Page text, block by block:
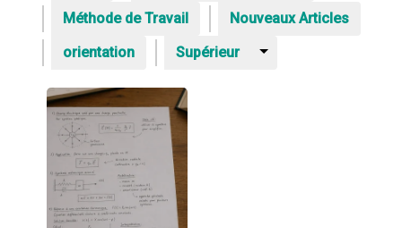
Méthode de Travail
Nouveaux Articles
orientation
Supérieur